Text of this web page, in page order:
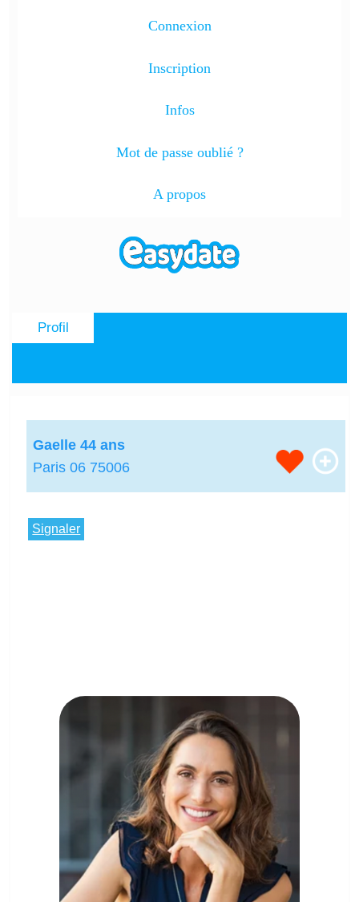
Connexion
Inscription
Profil
Gaelle 44 ans
Paris 06 75006
Signaler